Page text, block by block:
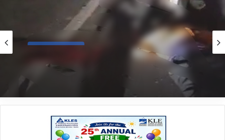
Belagavi News
*ನಿಂತಿದ್ದ ಟ್ರಕ್‌ಗೆ ಬೈಕ್ ಡಿಕ್ಕಿ; ಸವಾರ ಸಾವು*